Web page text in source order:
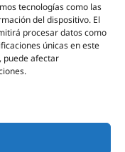
tecnologías como las
del dispositivo. El
procesar datos como
únicas en este
puede afectar